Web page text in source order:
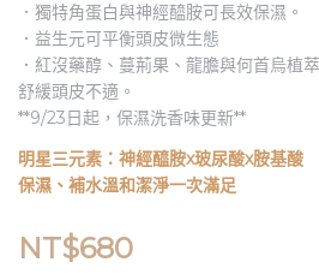
．獨特角蛋白與神經醯胺可長效保濕。
．益生元可平衡頭皮微生態
．紅沒藥醇、蔓荊果、龍膽與何首烏植
舒緩頭皮不適。
**9/23日起，保濕洗香味更新**
明星三元素：神經醯胺x玻尿酸x胺基酸
保濕、補水溫和潔淨一次滿足
NT$680